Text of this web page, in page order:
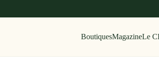
BoutiquesMagazineLe